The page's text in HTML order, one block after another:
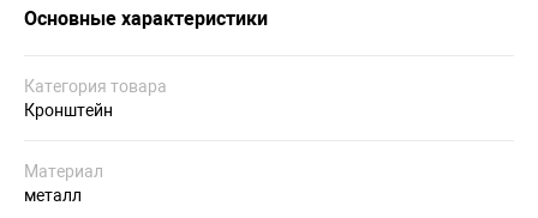
Основные характеристики
Категория товара
Кронштейн
Материал
металл